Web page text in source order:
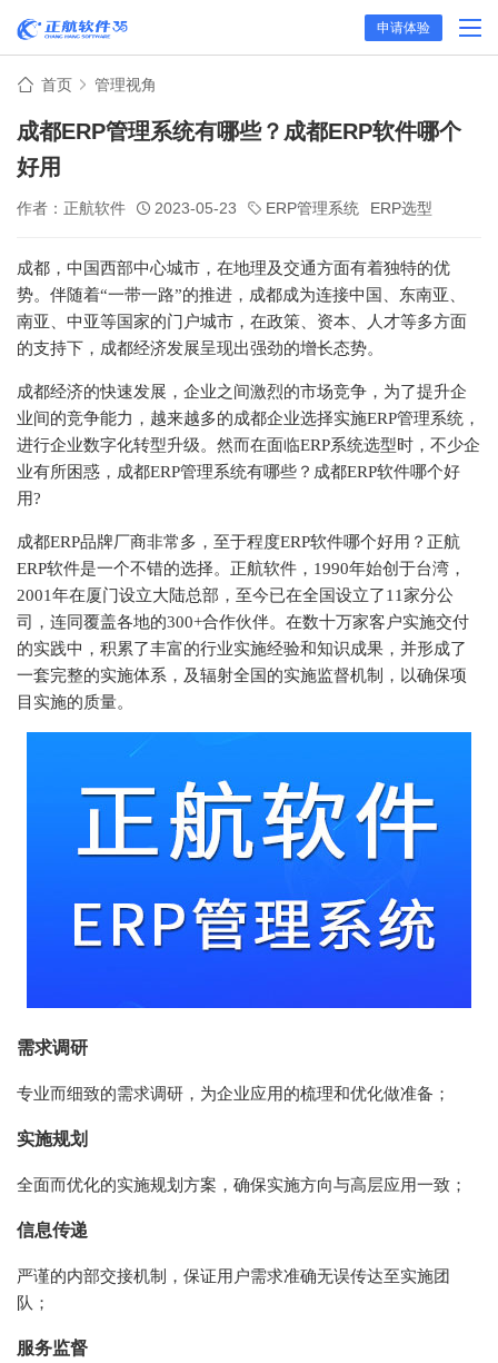
申请体验
首页 管理视角
成都ERP管理系统有哪些？成都ERP软件哪个
好用
作者：正航软件 2023-05-23 ERP管理系统 ERP选型
成都，中国西部中心城市，在地理及交通方面有着独特的优
势。伴随着“一带一路”的推进，成都成为连接中国、东南亚、
南亚、中亚等国家的门户城市，在政策、资本、人才等多方面
的支持下，成都经济发展呈现出强劲的增长态势。
成都经济的快速发展，企业之间激烈的市场竞争，为了提升企
业间的竞争能力，越来越多的成都企业选择实施ERP管理系统，
进行企业数字化转型升级。然而在面临ERP系统选型时，不少企
业有所困惑，成都ERP管理系统有哪些？成都ERP软件哪个好
用?
成都ERP品牌厂商非常多，至于程度ERP软件哪个好用？正航
ERP软件是一个不错的选择。正航软件，1990年始创于台湾，
2001年在厦门设立大陆总部，至今已在全国设立了11家分公
司，连同覆盖各地的300+合作伙伴。在数十万家客户实施交付
的实践中，积累了丰富的行业实施经验和知识成果，并形成了
一套完整的实施体系，及辐射全国的实施监督机制，以确保项
目实施的质量。
需求调研
专业而细致的需求调研，为企业应用的梳理和优化做准备；
实施规划
全面而优化的实施规划方案，确保实施方向与高层应用一致；
信息传递
严谨的内部交接机制，保证用户需求准确无误传达至实施团
队；
服务监督